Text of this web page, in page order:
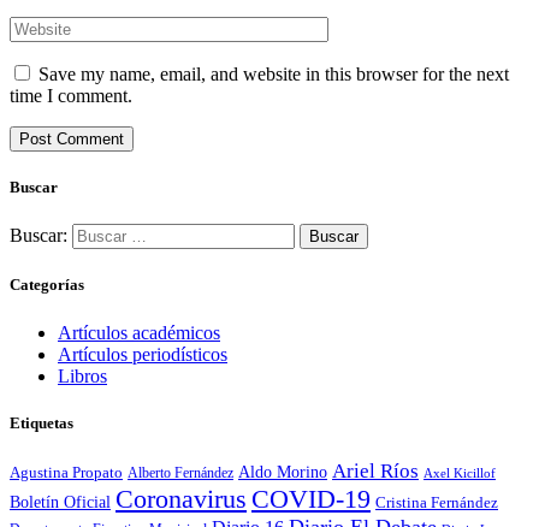
Save my name, email, and website in this browser for the next
time I comment.
Buscar
Buscar:
Categorías
Artículos académicos
Artículos periodísticos
Libros
Etiquetas
Agustina Propato Alberto Fernández Aldo Morino Ariel Ríos Axel Kicillof
Boletín Oficial Coronavirus COVID-19 Cristina Fernández